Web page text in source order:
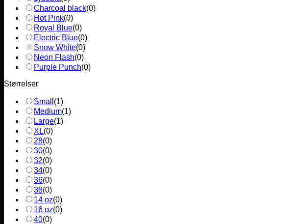
Charcoal black(0)
Hot Pink(0)
Royal Blue(0)
Electric Blue(0)
Snow White(0)
Neon Flash(0)
Purple Punch(0)
Størrelser
Small (1)
Medium(1)
Large(1)
XL(0)
28(0)
30(0)
32(0)
34(0)
36(0)
38(0)
14 oz(0)
16 oz(0)
40(0)